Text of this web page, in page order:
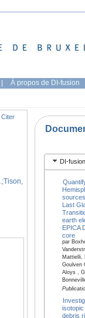
| À propos de DI-fusion
Citer
;Tison,
DI-fusion
Last
earth
EPICA
core
par
Mattielli,
Goulven
Aloys ,
debris